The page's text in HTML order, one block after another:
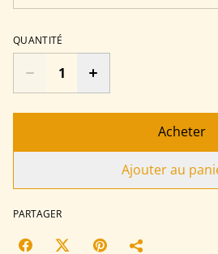
QUANTITÉ
Acheter
Ajouter au
PARTAGER